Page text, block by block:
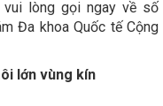
lòng gọi ngay về số
Đa khoa Quốc tế Cộng
lớn vùng kín